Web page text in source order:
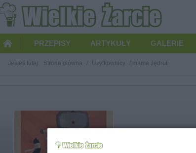
PRZEPISY ARTYKUŁY GALERIE
Jesteś tutaj: Strona główna / Użytkownicy / mama Jędruli